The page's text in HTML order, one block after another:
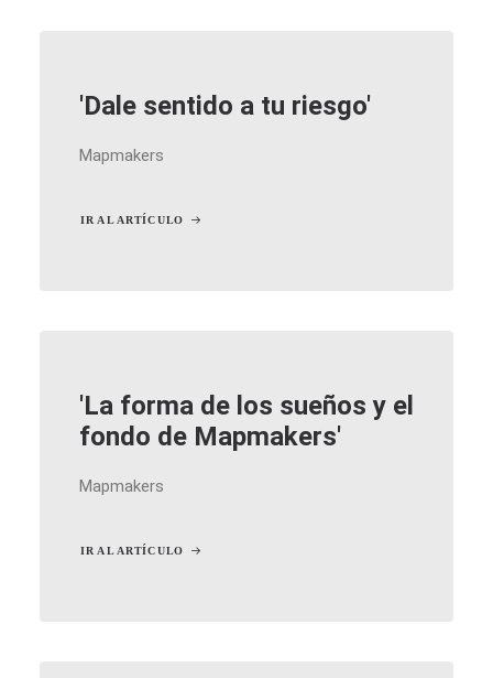
'La forma de los sueños y el
fondo de Mapmakers'
Mapmakers
IR AL ARTÍCULO
'Dale sentido a tu riesgo'
Mapmakers
IR AL ARTÍCULO